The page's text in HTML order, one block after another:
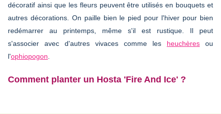
décoratif ainsi que les fleurs peuvent être utilisés en bouquets et
autres décorations. On paille bien le pied pour l'hiver pour bien
redémarrer au printemps, même s'il est rustique. Il peut
s'associer avec d'autres vivaces comme les heuchères ou
l'ophiopogon
Comment planter un Hosta 'Fire And Ice' ?